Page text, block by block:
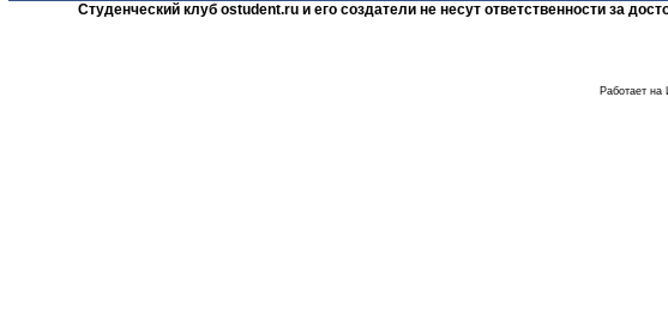
Студенческий клуб ostudent.ru и его создатели не несут ответственности за
Работает